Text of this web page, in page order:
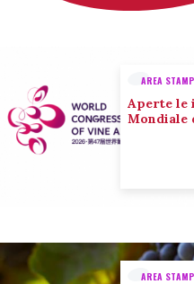
AREA
Aperte le
Mondiale
AREA